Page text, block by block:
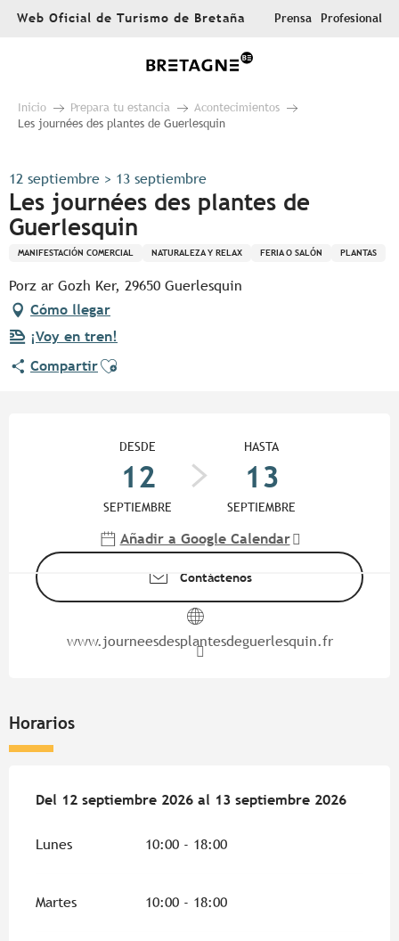
AllerWeb Oficial de Turismo de Bretaña Prensa Profesional
Inicio Prepara tu estancia
Acontecimientos
Les journées des plantes de Guerlesquin
12 septiembre > 13 septiembre
Les journées des plantes de
Guerlesquin
MANIFESTACIÓN COMERCIAL NATURALEZA Y RELAX FERIA O SALÓN PLANTAS
Porz ar Gozh Ker, 29650 Guerlesquin
Cómo llegar
¡Voy en tren!
CompartirAjouter aux favoris
DESDE
12
SEPTIEMBRE
HASTA
13
SEPTIEMBRE
Añadir a Google Calendar
Contáctenos
www.journeesdesplantesdeguerlesquin.fr
Horarios
Del 12 septiembre 2026 al 13 septiembre 2026
Del 12 septiembre 2026 al 13 septiembre 2026
Lunes 10:00 - 18:00
Martes 10:00 - 18:00